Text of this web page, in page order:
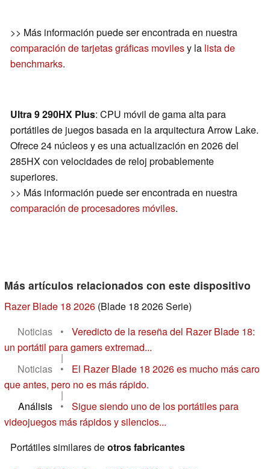
>> Más información puede ser encontrada en nuestra
comparación de tarjetas gráficas movilesy la lista de
benchmarks.
Ultra 9 290HX Plus: CPU móvil de gama alta para
portátiles de juegos basada en la arquitectura Arrow Lake.
Ofrece 24 núcleos y es una actualización en 2026 del
285HX con velocidades de reloj probablemente
superiores.
>> Más información puede ser encontrada en nuestra
comparación de procesadores móviles.
Más artículos relacionados con este dispositivo
Razer Blade 18 2026 (Blade 18 2026 Serie)
Noticias
•
Veredicto de la reseña del Razer Blade 18:
un portátil para gamers extremad...
|
Noticias
•
El Razer Blade 18 2026 es mucho más caro
que antes, pero no es más rápido.
|
Análisis
•
Sigue siendo uno de los portátiles para
videojuegos más rápidos y silencios...
Portátiles similares deotros fabricantes